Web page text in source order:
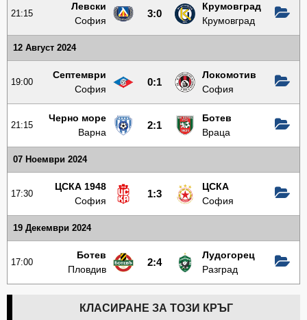
21:15
Левски
София
3:0
Крумовград
Крумовград
12 Август 2024
19:00
Септември
София
0:1
Локомотив
София
21:15
Черно море
Варна
2:1
Ботев
Враца
07 Ноември 2024
17:30
ЦСКА 1948
София
1:3
ЦСКА
София
19 Декември 2024
17:00
Ботев
Пловдив
2:4
Лудогорец
Разград
КЛАСИРАНЕ ЗА ТОЗИ КРЪГ